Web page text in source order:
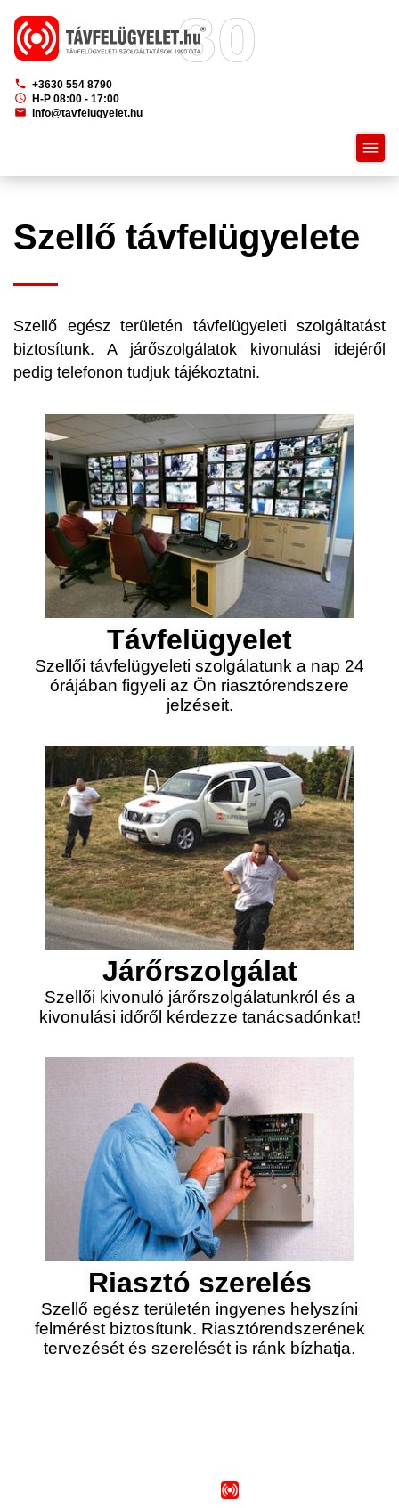
phone +3630 554 8790
schedule
H-P 08:00 - 17:00
mail info@tavfelugyelet.hu
menu
Szellő távfelügyelete
Szellő egész területén távfelügyeleti szolgáltatást
biztosítunk. A járőszolgálatok kivonulási idejéről
pedig telefonon tudjuk tájékoztatni.
Távfelügyelet
Szellői távfelügyeleti szolgálatunk a nap 24
órájában figyeli az Ön riasztórendszere
jelzéseit.
Járőrszolgálat
Szellői kivonuló járőrszolgálatunkról és a
kivonulási időről kérdezze tanácsadónkat!
Riasztó szerelés
Szellő egész területén ingyenes helyszíni
felmérést biztosítunk. Riasztórendszerének
tervezését és szerelését is ránk bízhatja.